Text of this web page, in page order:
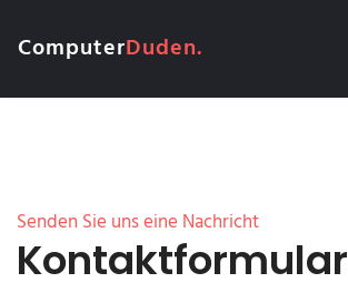
ComputerDuden.
Senden Sie uns eine Nachricht
Kontaktformular